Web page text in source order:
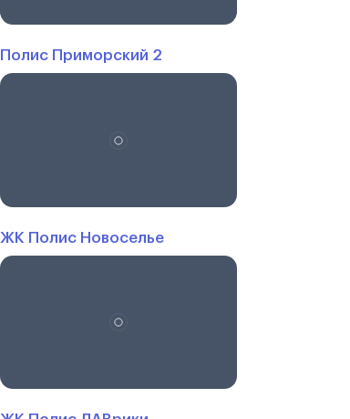
Полис Приморский 2
ЖК Полис Новоселье